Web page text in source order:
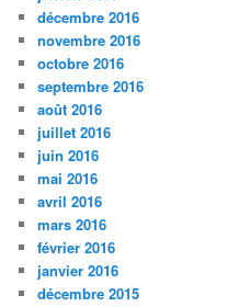
décembre 2016
novembre 2016
octobre 2016
septembre 2016
août 2016
juillet 2016
juin 2016
mai 2016
avril 2016
mars 2016
février 2016
janvier 2016
décembre 2015